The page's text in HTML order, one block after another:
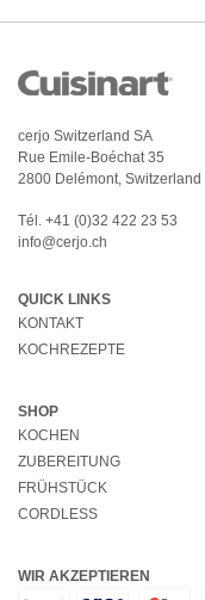
cerjo Switzerland SA
Rue Emile-Boéchat 35
2800 Delémont, Switzerland
Tél. +41 (0)32 422 23 53
info@cerjo.ch
QUICK LINKS
KONTAKT
KOCHREZEPTE
SHOP
KOCHEN
ZUBEREITUNG
FRÜHSTÜCK
CORDLESS
WIR AKZEPTIEREN